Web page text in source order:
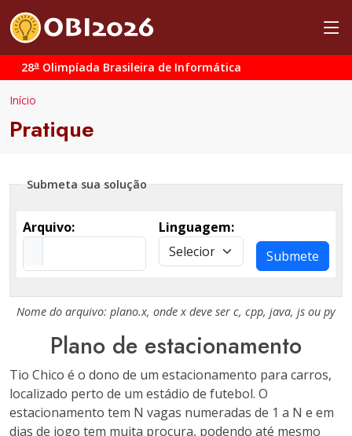
28a Olimpíada Brasileira de Informática
Início
Pratique
Submeta sua solução
Arquivo:
Linguagem:
Submete
Nome do arquivo: plano.x, ondex deve ser c, cpp, java, js ou py
Plano de estacionamento
Tio Chico é o dono de um estacionamento para carros,
localizado perto de um estádio de futebol. O
estacionamento tem N vagas numeradas de 1 a N e em
dias de jogo tem muita procura, podendo até mesmo